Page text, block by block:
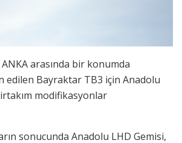
arasında bir konumda
edilen Bayraktar TB3 için Anadolu
modifikasyonlar
sonucunda Anadolu LHD Gemisi,